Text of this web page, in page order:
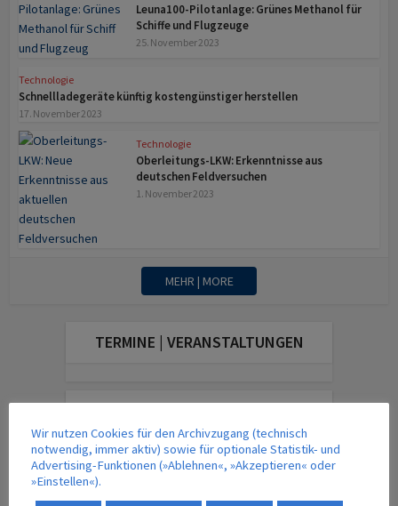
Leuna100-Pilotanlage: Grünes Methanol für
Schiffe und Flugzeuge
25. November 2023
Technologie
Schnellladegeräte künftig kosten­günstiger herstellen
17. November 2023
Technologie
Oberleitungs-LKW: Erkenntnisse aus
deutschen Feldversuchen
1. November 2023
MEHR | MORE
TERMINE | VERANSTALTUNGEN
Wir nutzen Cookies für den Archivzugang (technisch
notwendig, immer aktiv) sowie für optionale Statistik- und
Advertising-Funktionen (»Ablehnen«, »Akzeptieren« oder
»Einstellen«).